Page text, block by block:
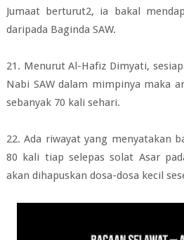
Jumaat berturut2, ia bakal
daripada Baginda SAW.
21. Menurut Al-Hafiz Dimyati,
Nabi SAW dalam mimpinya maka
sebanyak 70 kali sehari.
22. Ada riwayat yang menyatakan
80 kali tiap selepassolat Asar
akan dihapuskan dosa-dosa kecil